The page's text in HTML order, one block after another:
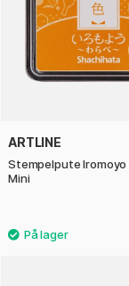
ARTLINE
Stempelpute Iromoyo
Mini